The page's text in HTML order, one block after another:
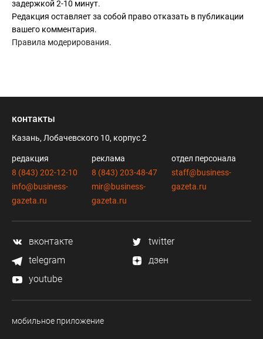
задержкой 2-10 минут.
Редакция оставляет за собой право отказать в публикации
вашего комментария.
Правила модерирования.
контакты
Казань, Лобачевского 10, корпус 2
редакция
8 (843) 202-12-10
info@business-
gazeta.ru
реклама
8 (843) 203-48-47
mir@business-
gazeta.ru
отдел персонала
staff@business-
gazeta.ru
вконтакте
twitter
telegram
дзен
youtube
мобильное приложение